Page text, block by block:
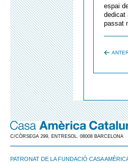
espai
dedicat
passat
C/CÒRSEGA 299, ENTRESOL. 08008 BARCELONA
PATRONAT DE LA FUNDACIÓ CASA